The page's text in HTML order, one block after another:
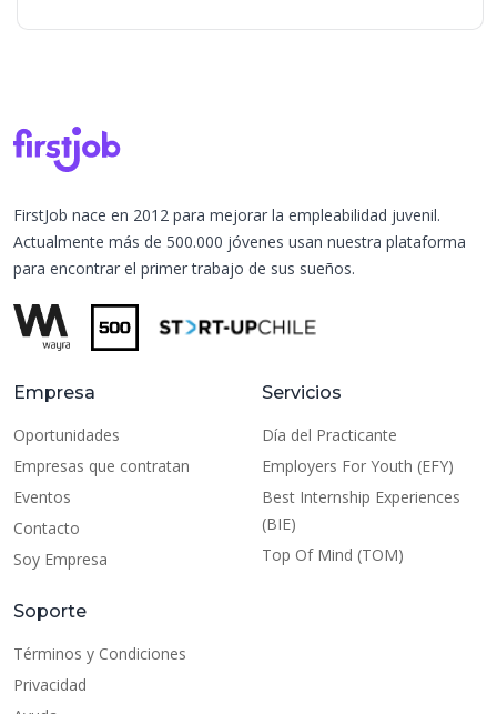
FirstJob nace en 2012 para mejorar la empleabilidad juvenil.
Actualmente más de 500.000 jóvenes usan nuestra plataforma
para encontrar el primer trabajo de sus sueños.
Empresa
Oportunidades
Empresas que contratan
Eventos
Contacto
Soy Empresa
Servicios
Día del Practicante
Employers For Youth (EFY)
Best Internship Experiences
(BIE)
Top Of Mind (TOM)
Soporte
Términos y Condiciones
Privacidad